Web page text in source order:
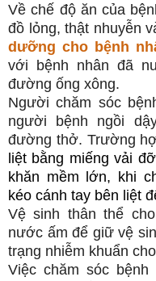
Về chế độ ăn của
đồ lỏng, thật nhuyễn
dưỡng cho bệnh
với bệnh nhân đã
đường ống xông.
Người chăm sóc
người bệnh ngồi
đường thở. Trường
liệt bằng miếng vải
khăn mềm lớn, khi
kéo cánh tay bên liệt
Vệ sinh thân thể
nước ấm để giữ vệ
trạng nhiễm khuẩn
Việc chăm sóc